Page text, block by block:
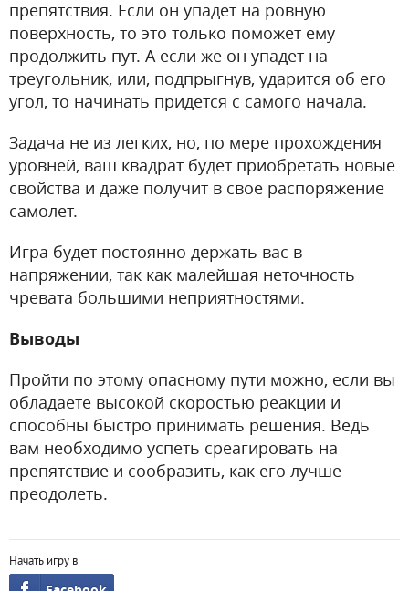
препятствия. Если он упадет на ровную
поверхность, то это только поможет ему
продолжить пут. А если же он упадет на
треугольник, или, подпрыгнув, ударится об его
угол, то начинать придется с самого начала.
Задача не из легких, но, по мере прохождения
уровней, ваш квадрат будет приобретать новые
свойства и даже получит в свое распоряжение
самолет.
Игра будет постоянно держать вас в
напряжении, так как малейшая неточность
чревата большими неприятностями.
Выводы
Пройти по этому опасному пути можно, если вы
обладаете высокой скоростью реакции и
способны быстро принимать решения. Ведь
вам необходимо успеть среагировать на
препятствие и сообразить, как его лучше
преодолеть.
Начать игру в